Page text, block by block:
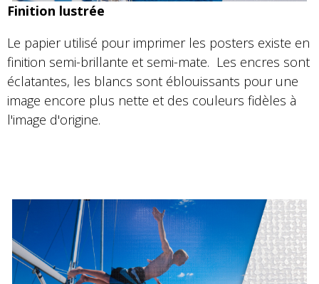
Finition lustrée
Le papier utilisé pour imprimer les posters existe en
finition semi-brillante et semi-mate. Les encres sont
éclatantes, les blancs sont éblouissants pour une
image encore plus nette et des couleurs fidèles à
l'image d'origine.